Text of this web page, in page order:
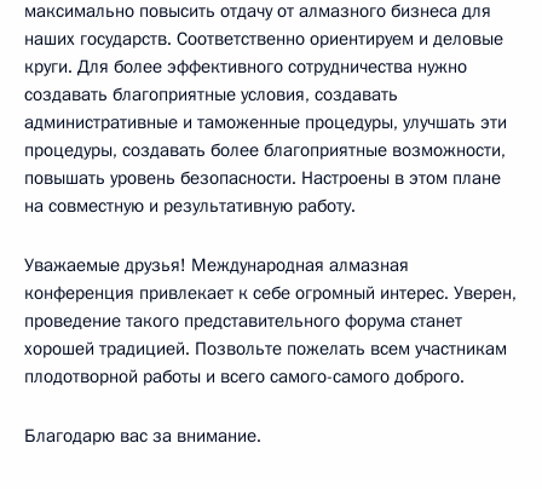
максимально повысить отдачу от алмазного бизнеса для
наших государств. Соответственно ориентируем и деловые
круги. Для более эффективного сотрудничества нужно
создавать благоприятные условия, создавать
административные и таможенные процедуры, улучшать эти
процедуры, создавать более благоприятные возможности,
повышать уровень безопасности. Настроены в этом плане
на совместную и результативную работу.
Уважаемые друзья! Международная алмазная
конференция привлекает к себе огромный интерес. Уверен,
проведение такого представительного форума станет
хорошей традицией. Позвольте пожелать всем участникам
плодотворной работы и всего самого-самого доброго.
Благодарю вас за внимание.